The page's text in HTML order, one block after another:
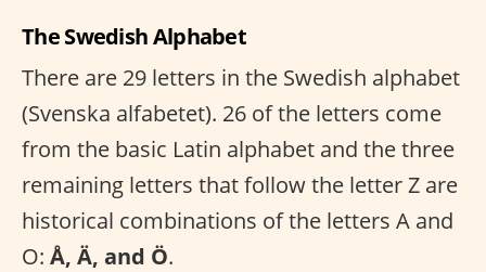
The Swedish Alphabet
There are 29 letters in the Swedish alphabet
(Svenska alfabetet). 26 of the letters come
from the basic Latin alphabet and the three
remaining letters that follow the letter Z are
historical combinations of the letters A and
O: Å, Ä, and Ö.